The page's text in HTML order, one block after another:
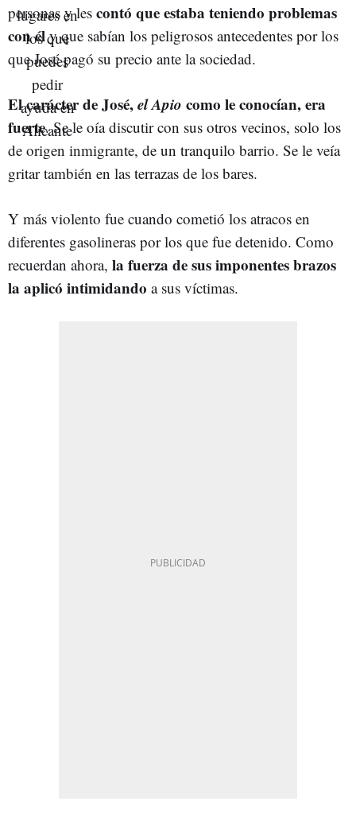
personas y les contó que estaba teniendo problemas
con ély que sabían los peligrosos antecedentes por los
que José pagó su precio ante la sociedad.
El carácter de José,el Apio como le conocían, era
fuerte. Se le oía discutir con sus otros vecinos, solo los
de origen inmigrante, de un tranquilo barrio. Se le veía
gritar también en las terrazas de los bares.
Y más violento fue cuando cometió los atracos en
diferentes gasolineras por los que fue detenido. Como
recuerdan ahora, la fuerza de sus imponentes brazos
la aplicó intimidando a sus víctimas.